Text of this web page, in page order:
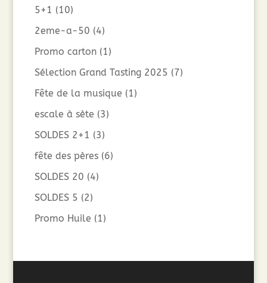
5+1 (10)
2eme-a-50 (4)
Promo carton (1)
Sélection Grand Tasting 2025 (7)
Fête de la musique (1)
escale à sète (3)
SOLDES 2+1 (3)
fête des pères (6)
SOLDES 20 (4)
SOLDES 5 (2)
Promo Huile (1)